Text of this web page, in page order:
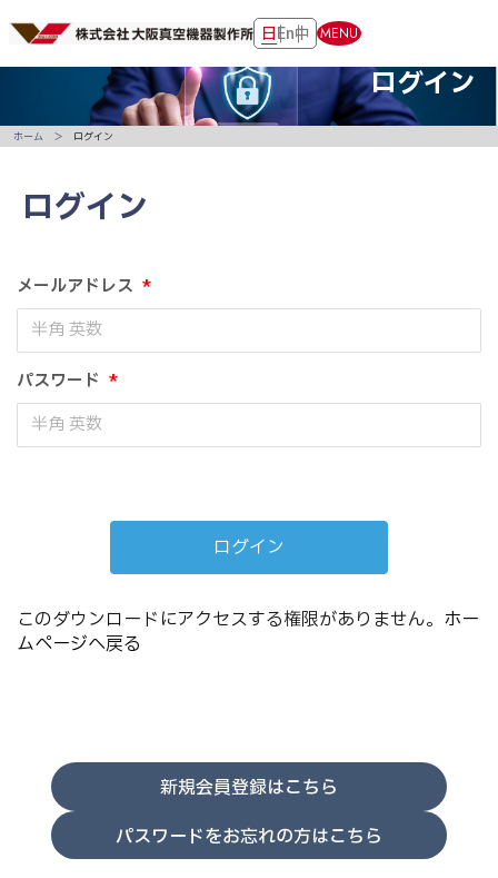
日En中 MENU
ログイン
ログイン
メールアドレス *
パスワード *
このダウンロードにアクセスする権限がありません。 ホー
ムページへ戻る
新規会員登録はこちら
パスワードをお忘れの方はこちら
ホーム ログイン